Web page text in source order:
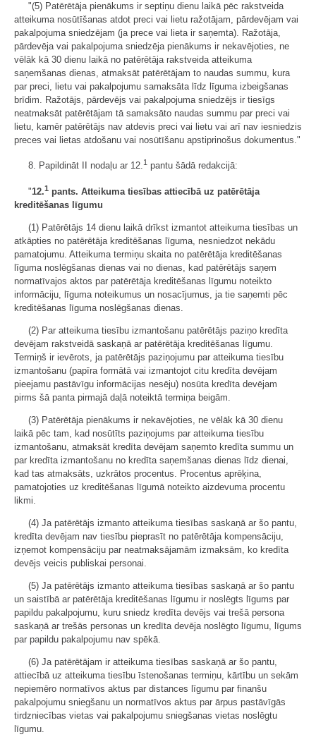
"(5) Patērētāja pienākums ir septiņu dienu laikā pēc rakstveida
atteikuma nosūtīšanas atdot preci vai lietu ražotājam, pārdevējam vai
pakalpojuma sniedzējam (ja prece vai lieta ir saņemta). Ražotāja,
pārdevēja vai pakalpojuma sniedzēja pienākums ir nekavējoties, ne
vēlāk kā 30 dienu laikā no patērētāja rakstveida atteikuma
saņemšanas dienas, atmaksāt patērētājam to naudas summu, kura
par preci, lietu vai pakalpojumu samaksāta līdz līguma izbeigšanas
brīdim. Ražotājs, pārdevējs vai pakalpojuma sniedzējs ir tiesīgs
neatmaksāt patērētājam tā samaksāto naudas summu par preci vai
lietu, kamēr patērētājs nav atdevis preci vai lietu vai arī nav iesniedzis
preces vai lietas atdošanu vai nosūtīšanu apstiprinošus dokumentus."
8. Papildināt II nodaļu ar 12.1 pantu šādā redakcijā:
"12.1 pants. Atteikuma tiesības attiecībā uz patērētāja
kreditēšanas līgumu
(1) Patērētājs 14 dienu laikā drīkst izmantot atteikuma tiesības un
atkāpties no patērētāja kreditēšanas līguma, nesniedzot nekādu
pamatojumu. Atteikuma termiņu skaita no patērētāja kreditēšanas
līguma noslēgšanas dienas vai no dienas, kad patērētājs saņem
normatīvajos aktos par patērētāja kreditēšanas līgumu noteikto
informāciju, līguma noteikumus un nosacījumus, ja tie saņemti pēc
kreditēšanas līguma noslēgšanas dienas.
(2) Par atteikuma tiesību izmantošanu patērētājs paziņo kredīta
devējam rakstveidā saskaņā ar patērētāja kreditēšanas līgumu.
Termiņš ir ievērots, ja patērētājs paziņojumu par atteikuma tiesību
izmantošanu (papīra formātā vai izmantojot citu kredīta devējam
pieejamu pastāvīgu informācijas nesēju) nosūta kredīta devējam
pirms šā panta pirmajā daļā noteiktā termiņa beigām.
(3) Patērētāja pienākums ir nekavējoties, ne vēlāk kā 30 dienu
laikā pēc tam, kad nosūtīts paziņojums par atteikuma tiesību
izmantošanu, atmaksāt kredīta devējam saņemto kredīta summu un
par kredīta izmantošanu no kredīta saņemšanas dienas līdz dienai,
kad tas atmaksāts, uzkrātos procentus. Procentus aprēķina,
pamatojoties uz kreditēšanas līgumā noteikto aizdevuma procentu
likmi.
(4) Ja patērētājs izmanto atteikuma tiesības saskaņā ar šo pantu,
kredīta devējam nav tiesību pieprasīt no patērētāja kompensāciju,
izņemot kompensāciju par neatmaksājamām izmaksām, ko kredīta
devējs veicis publiskai personai.
(5) Ja patērētājs izmanto atteikuma tiesības saskaņā ar šo pantu
un saistībā ar patērētāja kreditēšanas līgumu ir noslēgts līgums par
papildu pakalpojumu, kuru sniedz kredīta devējs vai trešā persona
saskaņā ar trešās personas un kredīta devēja noslēgto līgumu, līgums
par papildu pakalpojumu nav spēkā.
(6) Ja patērētājam ir atteikuma tiesības saskaņā ar šo pantu,
attiecībā uz atteikuma tiesību īstenošanas termiņu, kārtību un sekām
nepiemēro normatīvos aktus par distances līgumu par finanšu
pakalpojumu sniegšanu un normatīvos aktus par ārpus pastāvīgās
tirdzniecības vietas vai pakalpojumu sniegšanas vietas noslēgtu
līgumu.